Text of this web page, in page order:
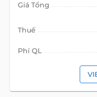
Giá Tổng
Thuế
Phí QL